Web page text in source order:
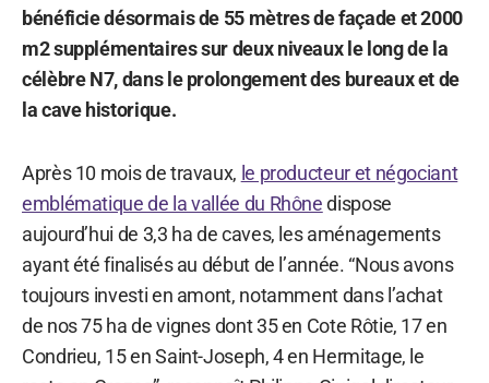
bénéficie désormais de 55 mètres de façade et 2000
m2 supplémentaires sur deux niveaux le long de la
célèbre N7, dans le prolongement des bureaux et de
la cave historique.
Après 10 mois de travaux, le producteur et négociant
emblématique de la vallée du Rhônedispose
aujourd’hui de 3,3 ha de caves, les aménagements
ayant été finalisés au début de l’année. “Nous avons
toujours investi en amont, notamment dans l’achat
de nos 75 ha de vignes dont 35 en Cote Rôtie, 17 en
Condrieu, 15 en Saint-Joseph, 4 en Hermitage, le